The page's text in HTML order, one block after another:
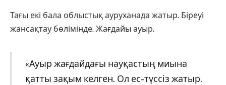
Тағы екі бала облыстық ауруханада жатыр. Біреуі
жансақтау бөлімінде. Жағдайы ауыр.
«Ауыр жағдайдағы науқастың миына
қатты зақым келген. Ол ес-түссіз жатыр.